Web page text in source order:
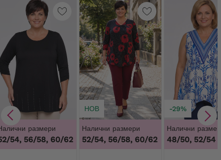
размери
54, 56/58, 60/62
НОВ
Налични размери
52/54, 56/58, 60/62
-29%
Налични
48/50, 52/54